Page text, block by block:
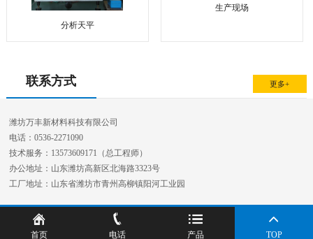
分析天平
生产现场
联系方式 更多+
潍坊万丰新材料科技有限公司
电话：0536-2271090
技术服务：13573609171（总工程师）
办公地址：山东潍坊高新区北海路3323号
工厂地址：山东省潍坊市青州高柳镇阳河工业园
首页 电话 产品 TOP